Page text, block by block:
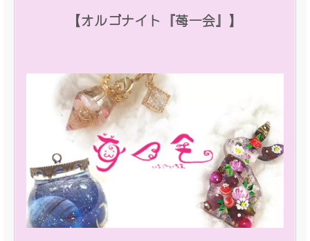
【オルゴナイト『苺一会』】